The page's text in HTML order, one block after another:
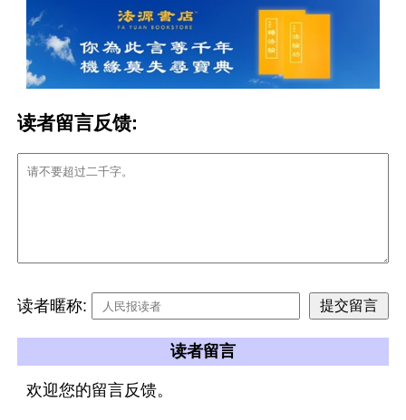
读者留言反馈:
读者暱称:
读者留言
欢迎您的留言反馈。